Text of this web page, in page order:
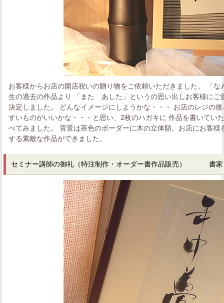
お客様からお店の開店祝いの贈り物をご依頼いただきました。 「
生の過去の作品より 「また あした」というの思い出しお客様にご
決定しました。 どんなイメージにしようかな・・・ お店のレジの
すいものがいいかな・・・と思い、2枚のハガキに 作品を書いてい
べてみました。 背景は茶色のボーダーに木の立体額。お店にお客
する素敵な作品ができました。
セミナー講師の御礼（特注制作・オーダー書作品販売） 書家